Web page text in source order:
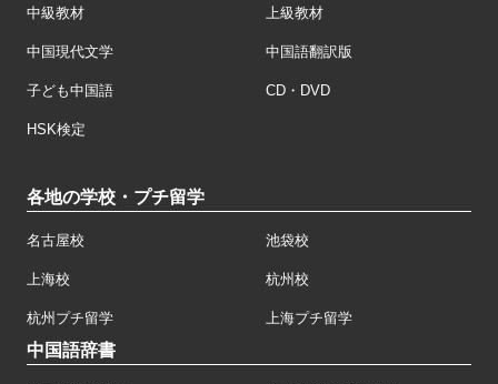
中級教材 上級教材
中国現代文学 中国語翻訳版
子ども中国語 CD・DVD
HSK検定
各地の学校・プチ留学
名古屋校 池袋校
上海校 杭州校
杭州プチ留学 上海プチ留学
中国語辞書